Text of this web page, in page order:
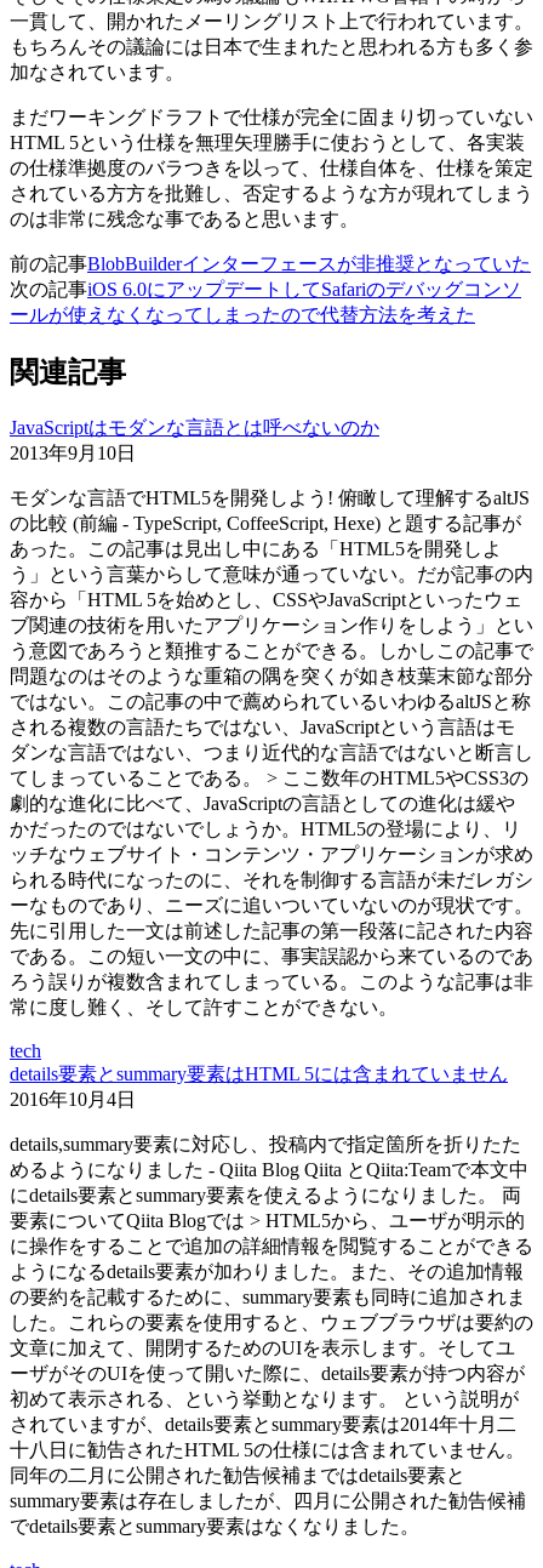
一貫して、開かれたメーリングリスト上で行われています。
もちろんその議論には日本で生まれたと思われる方も多く参
加なされています。
まだワーキングドラフトで仕様が完全に固まり切っていない
HTML 5という仕様を無理矢理勝手に使おうとして、各実装
の仕様準拠度のバラつきを以って、仕様自体を、仕様を策定
されている方方を批難し、否定するような方が現れてしまう
のは非常に残念な事であると思います。
前の記事BlobBuilderインターフェースが非推奨となっていた
次の記事iOS 6.0にアップデートしてSafariのデバッグコンソ
ールが使えなくなってしまったので代替方法を考えた
関連記事
JavaScriptはモダンな言語とは呼べないのか
2013年9月10日
モダンな言語でHTML5を開発しよう! 俯瞰して理解するaltJS
の比較 (前編 - TypeScript, CoffeeScript, Hexe) と題する記事が
あった。この記事は見出し中にある「HTML5を開発しよ
う」という言葉からして意味が通っていない。だが記事の内
容から「HTML 5を始めとし、CSSやJavaScriptといったウェ
ブ関連の技術を用いたアプリケーション作りをしよう」とい
う意図であろうと類推することができる。しかしこの記事で
問題なのはそのような重箱の隅を突くが如き枝葉末節な部分
ではない。この記事の中で薦められているいわゆるaltJSと称
される複数の言語たちではない、JavaScriptという言語はモ
ダンな言語ではない、つまり近代的な言語ではないと断言し
てしまっていることである。 > ここ数年のHTML5やCSS3の
劇的な進化に比べて、JavaScriptの言語としての進化は緩や
かだったのではないでしょうか。HTML5の登場により、リ
ッチなウェブサイト・コンテンツ・アプリケーションが求め
られる時代になったのに、それを制御する言語が未だレガシ
ーなものであり、ニーズに追いついていないのが現状です。
先に引用した一文は前述した記事の第一段落に記された内容
である。この短い一文の中に、事実誤認から来ているのであ
ろう誤りが複数含まれてしまっている。このような記事は非
常に度し難く、そして許すことができない。
tech
details要素とsummary要素はHTML 5には含まれていません
2016年10月4日
details,summary要素に対応し、投稿内で指定箇所を折りたた
めるようになりました - Qiita Blog Qiita とQiita:Teamで本文中
にdetails要素とsummary要素を使えるようになりました。 両
要素についてQiita Blogでは > HTML5から、ユーザが明示的
に操作をすることで追加の詳細情報を閲覧することができる
ようになるdetails要素が加わりました。また、その追加情報
の要約を記載するために、summary要素も同時に追加されま
した。これらの要素を使用すると、ウェブブラウザは要約の
文章に加えて、開閉するためのUIを表示します。そしてユ
ーザがそのUIを使って開いた際に、details要素が持つ内容が
初めて表示される、という挙動となります。 という説明が
されていますが、details要素とsummary要素は2014年十月二
十八日に勧告されたHTML 5の仕様には含まれていません。
同年の二月に公開された勧告候補まではdetails要素と
summary要素は存在しましたが、四月に公開された勧告候補
でdetails要素とsummary要素はなくなりました。